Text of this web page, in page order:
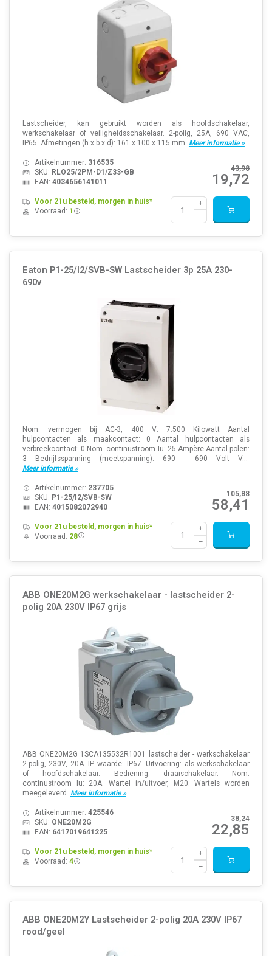
Lastscheider, kan gebruikt worden als hoofdschakelaar,
werkschakelaar of veiligheidsschakelaar. 2-polig, 25A, 690 VAC,
IP65. Afmetingen (h x b x d): 161 x 100 x 115 mm. Meer informatie »
43,98
19,72
Artikelnummer: 316535
SKU: RLO25/2PM-D1/Z33-GB
EAN: 4034656141011
Voor 21u besteld, morgen in huis*
Voorraad: 1
Eaton P1-25/I2/SVB-SW Lastscheider 3p 25A 230-
690v
Nom. vermogen bij AC-3, 400 V: 7.500 Kilowatt Aantal
hulpcontacten als maakcontact: 0 Aantal hulpcontacten als
verbreekcontact: 0 Nom. continustroom Iu: 25 Ampère Aantal polen:
3 Bedrijfsspanning (meetspanning): 690 - 690 Volt V...
Meer informatie »
105,88
58,41
Artikelnummer: 237705
SKU: P1-25/I2/SVB-SW
EAN: 4015082072940
Voor 21u besteld, morgen in huis*
Voorraad: 28
ABB ONE20M2G werkschakelaar - lastscheider 2-
polig 20A 230V IP67 grijs
ABB ONE20M2G 1SCA135532R1001 lastscheider - werkschakelaar
2-polig, 230V, 20A. IP waarde: IP67. Uitvoering: als werkschakelaar
of hoofdschakelaar. Bediening: draaischakelaar. Nom.
continustroom Iu: 20A. Wartel in/uitvoer, M20. Wartels worden
meegeleverd. Meer informatie »
38,24
22,85
Artikelnummer: 425546
SKU: ONE20M2G
EAN: 6417019641225
Voor 21u besteld, morgen in huis*
Voorraad: 4
ABB ONE20M2Y Lastscheider 2-polig 20A 230V IP67
rood/geel